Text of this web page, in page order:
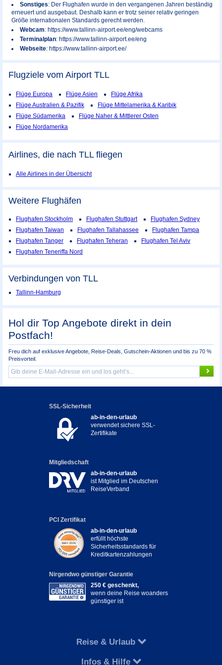
Sonstiges: Der Flughafen wurde in den vergangenen Jahren beständig
erneuert und ausgebaut. Deshalb kann er trotz seiner relativ geringen
Größe internationalen Standards gerecht werden.
Webcam: https://www.tallinn-airport.ee/eng/webcams
Terminalplan: https://www.tallinn-airport.ee/eng
Webseite: https://www.tallinn-airport.ee/
Flugziele vom Airport TLL
Flüge Europa Flüge Asien
Flüge Afrika
Flüge Australien & Pazifik
Flüge Mittelamerika & Karibik
Flüge Südamerika
Flüge Naher & Mittlerer Osten
Flüge Nordamerika
Airlines, die nach TLL fliegen
Alle Airlines in der Übersicht
Weitere Flughäfen
Flughafen Stockholm Flughafen Stuttgart
Flughafen Sydney
Flughafen Taiwan
Flughafen Tallahassee
Flughafen Tampa
Flughafen Tanger
Flughafen Teheran
Flughafen Tel Aviv
Flughafen Teneriffa Nord
Verbindungen von TLL
Tallinn-Hamburg
Hol dir Top Angebote direkt in dein
Postfach!
Freu dich auf exklusive Angebote, Reise-Deals, Gutschein-Aktionen und bis zu 70 %
Preisvorteil.
SSL-Sicherheit
ab-in-den-urlaub
verwendet sichere SSL-
Zertifikate
Mitgliedschaft
ab-in-den-urlaub
ist Mitglied im Deutschen
ReiseVerband
PCI Zertifikat
ab-in-den-urlaub
erfüllt höchste
Sicherheitsstandards für
Kreditkartenzahlungen
Nirgendwo günstiger Garantie
250 € geschenkt,
wenn deine Reise woanders
günstiger ist
Reise & Urlaub
Infos & Hilfe